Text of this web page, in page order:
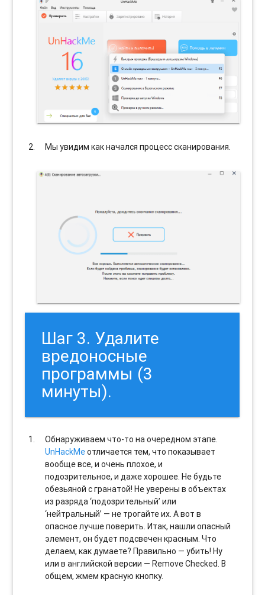
Мы увидим как начался процесс сканирования.
Шаг 3. Удалите
вредоносные
программы (3
минуты).
Обнаруживаем что-то на очередном этапе.
UnHackMeотличается тем, что показывает
вообще все, и очень плохое, и
подозрительное, и даже хорошее. Не будьте
обезьяной с гранатой! Не уверены в объектах
из разряда ‘подозрительный’ или
‘нейтральный’ — не трогайте их. А вот в
опасное лучше поверить. Итак, нашли опасный
элемент, он будет подсвечен красным. Что
делаем, как думаете? Правильно — убить! Ну
или в английской версии — Remove Checked. В
общем, жмем красную кнопку.